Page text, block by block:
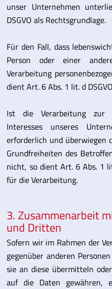
unser Unternehmen
DSGVO als Rechtsgrundlage.
Für den Fall, dass
Person oder einer
Verarbeitung
dient Art. 6 Abs. 1 lit. d
Ist die Verarbeitung zur
Interesses unseres
erforderlich und überwiegen
Grundfreiheiten des
nicht, so dient Art. 6 Abs. 1
für die Verarbeitung.
3. Zusammenarbeit
und Dritten
Sofern wir im Rahmen der
gegenüber anderen
sie an diese übermitteln
auf die Daten gewähren,